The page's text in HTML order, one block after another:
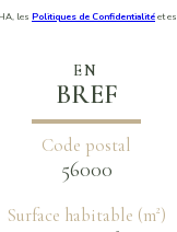
les Politiques de Confidentialitéet es
EN
BREF
Code postal
56000
Surface habitable (m²)